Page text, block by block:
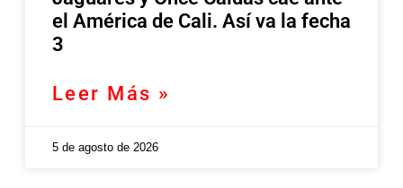
el América de Cali. Así va la fecha
3
Leer Más »
5 de agosto de 2026